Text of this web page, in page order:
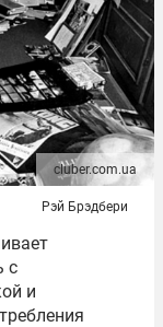
cluber.com.ua
Рэй Брэдбери
с
и